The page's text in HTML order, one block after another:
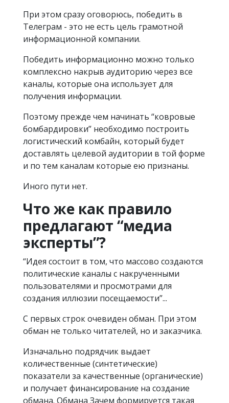
При этом сразу оговорюсь, победить в
Телеграм - это не есть цель грамотной
информационной компании.
Победить информационно можно только
комплексно накрыв аудиторию через все
каналы, которые она использует для
получения информации.
Поэтому прежде чем начинать “ковровые
бомбардировки” необходимо построить
логистический комбайн, который будет
доставлять целевой аудитории в той форме
и по тем каналам которые ею признаны.
Иного пути нет.
Что же как правило
предлагают “медиа
эксперты”?
“Идея состоит в том, что массово создаются
политические каналы с накрученными
пользователями и просмотрами для
создания иллюзии посещаемости”...
С первых строк очевиден обман. При этом
обман не только читателей, но и заказчика.
Изначально подрядчик выдает
количественные (синтетические)
показатели за качественные (органические)
и получает финансирование на создание
обмана. Обмана Зачем формируется такая